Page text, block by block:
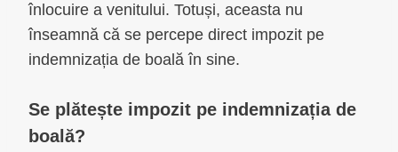
înlocuire a venitului. Totuși, aceasta nu
înseamnă că se percepe direct impozit pe
indemnizația de boală în sine.
Se plătește impozit pe indemnizația de
boală?